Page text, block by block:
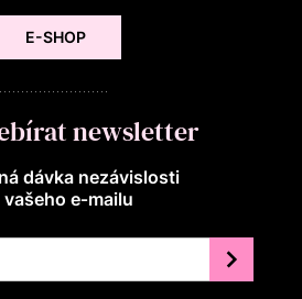
E-SHOP
newsletter
dávka nezávislosti
e‑mailu